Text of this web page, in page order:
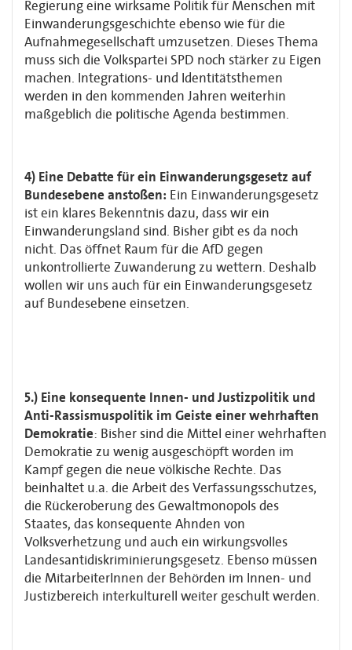
Regierung eine wirksame Politik für Menschen mit
Einwanderungsgeschichte ebenso wie für die
Aufnahmegesellschaft umzusetzen. Dieses Thema
muss sich die Volkspartei SPD noch stärker zu Eigen
machen. Integrations- und Identitätsthemen
werden in den kommenden Jahren weiterhin
maßgeblich die politische Agenda bestimmen.
4) Eine Debatte für ein Einwanderungsgesetz auf
Bundesebene anstoßen: Ein Einwanderungsgesetz
ist ein klares Bekenntnis dazu, dass wir ein
Einwanderungsland sind. Bisher gibt es da noch
nicht. Das öffnet Raum für die AfD gegen
unkontrollierte Zuwanderung zu wettern. Deshalb
wollen wir uns auch für ein Einwanderungsgesetz
auf Bundesebene einsetzen.
5.) Eine konsequente Innen- und Justizpolitik und
Anti-Rassismuspolitik im Geiste einer wehrhaften
Demokratie: Bisher sind die Mittel einer wehrhaften
Demokratie zu wenig ausgeschöpft worden im
Kampf gegen die neue völkische Rechte. Das
beinhaltet u.a. die Arbeit des Verfassungsschutzes,
die Rückeroberung des Gewaltmonopols des
Staates, das konsequente Ahnden von
Volksverhetzung und auch ein wirkungsvolles
Landesantidiskriminierungsgesetz. Ebenso müssen
die MitarbeiterInnen der Behörden im Innen- und
Justizbereich interkulturell weiter geschult werden.